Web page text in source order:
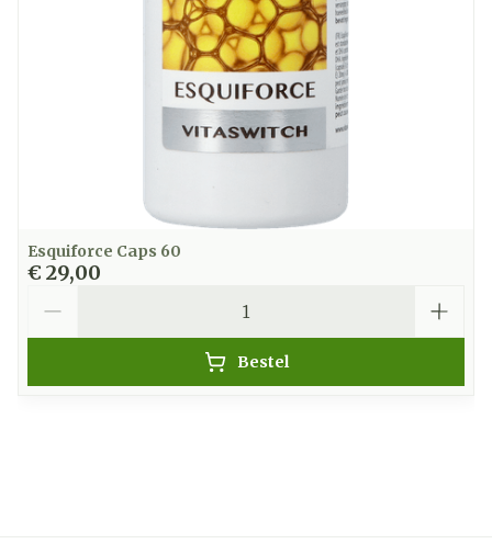
Esquiforce Caps 60
€ 29,00
Bestel